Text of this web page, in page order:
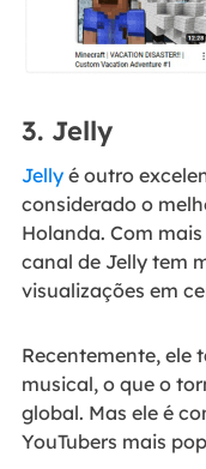
3. Jelly
Jellyé outro
considerado o
Holanda. Com
canal de Jelly tem
visualizações em
Recentemente, ele
musical, o que o
global. Mas ele é
YouTubers mais